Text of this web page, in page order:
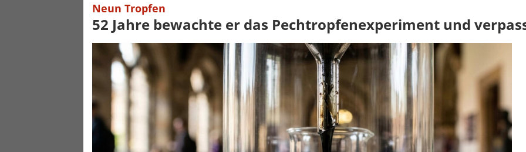
Neun Tropfen
52 Jahre bewachte er das Pechtropfenexperiment und